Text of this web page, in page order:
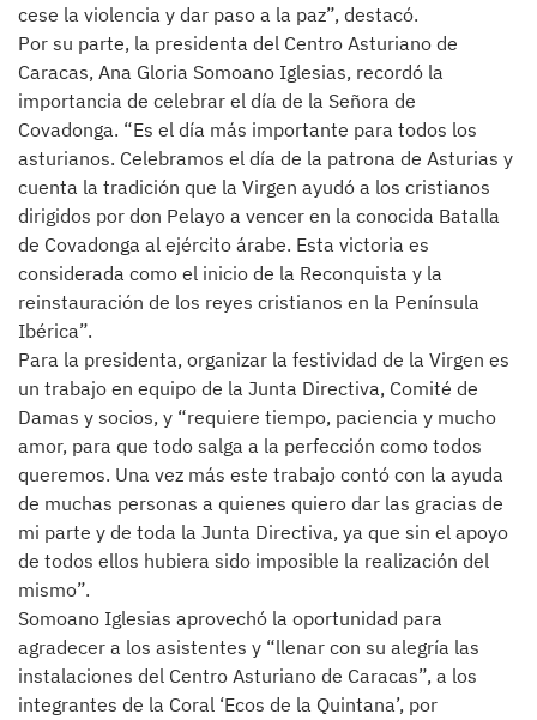
cese la violencia y dar paso a la paz”, destacó.
Por su parte, la presidenta del Centro Asturiano de
Caracas, Ana Gloria Somoano Iglesias, recordó la
importancia de celebrar el día de la Señora de
Covadonga. “Es el día más importante para todos los
asturianos. Celebramos el día de la patrona de Asturias y
cuenta la tradición que la Virgen ayudó a los cristianos
dirigidos por don Pelayo a vencer en la conocida Batalla
de Covadonga al ejército árabe. Esta victoria es
considerada como el inicio de la Reconquista y la
reinstauración de los reyes cristianos en la Península
Ibérica”.
Para la presidenta, organizar la festividad de la Virgen es
un trabajo en equipo de la Junta Directiva, Comité de
Damas y socios, y “requiere tiempo, paciencia y mucho
amor, para que todo salga a la perfección como todos
queremos. Una vez más este trabajo contó con la ayuda
de muchas personas a quienes quiero dar las gracias de
mi parte y de toda la Junta Directiva, ya que sin el apoyo
de todos ellos hubiera sido imposible la realización del
mismo”.
Somoano Iglesias aprovechó la oportunidad para
agradecer a los asistentes y “llenar con su alegría las
instalaciones del Centro Asturiano de Caracas”, a los
integrantes de la Coral ‘Ecos de la Quintana’, por